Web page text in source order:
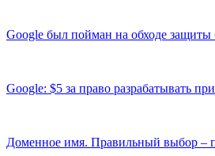
Google был пойман на обходе защиты
Google: $5 за право разрабатывать
Доменное имя. Правильный выбор –